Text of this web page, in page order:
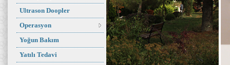
Ultrason Doopler
Operasyon
Yoğun Bakım
Yatılı Tedavi